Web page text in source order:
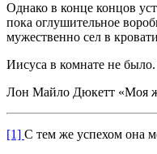
Однако в конце концов
пока оглушительное
мужественно сел в
Иисуса в комнате не
Лон Майло Дюкетт «Моя
[1] С тем же успехом она